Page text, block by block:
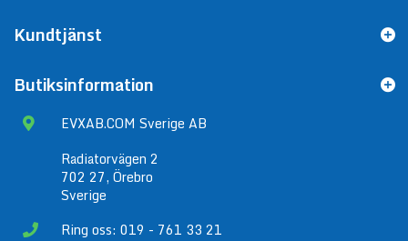
Kundtjänst
Butiksinformation
EVXAB.COM Sverige AB
Radiatorvägen 2
702 27, Örebro
Sverige
Ring oss: 019 - 761 33 21